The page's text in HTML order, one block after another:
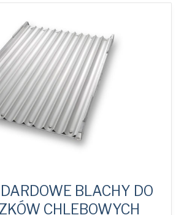
BLACHY DO
CHLEBOWYCH